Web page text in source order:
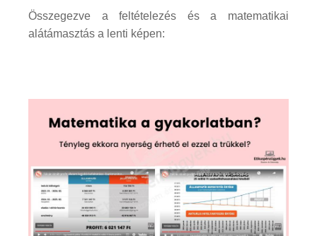
Összegezve a feltételezés és a matematikai
alátámasztás a lenti képen: